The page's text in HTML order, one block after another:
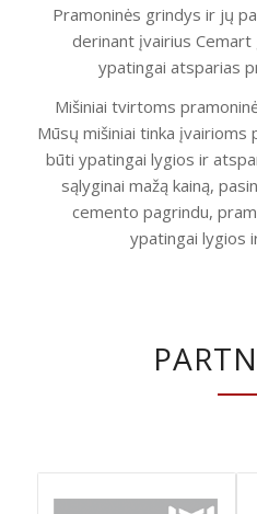
Pramoninės grindys ir jų
derinant įvairius Cemart
ypatingai atsparias
Mišiniai tvirtoms
Mūsų mišiniai tinka
būti ypatingai lygios ir
sąlyginai mažą kainą,
cemento pagrindu,
ypatingai lygios